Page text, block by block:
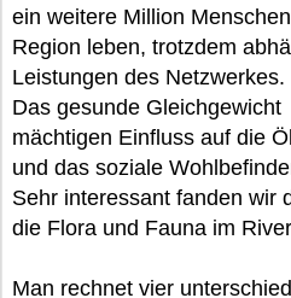
ein weitere Million
Region leben, trotzdem
Leistungen des Netzwerkes.
Das gesunde
mächtigen Einfluss auf die
und das soziale
Sehr interessant fanden wir
die Flora und Fauna im
Man rechnet vier